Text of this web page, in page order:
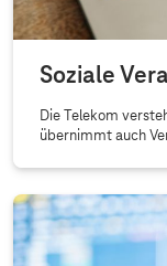
Soziale
Die Telekom
übernimmt auch